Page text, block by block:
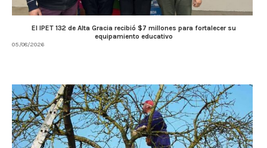
El IPET 132 de Alta Gracia recibió $7 millones para fortalecer su
equipamiento educativo
05/08/2026